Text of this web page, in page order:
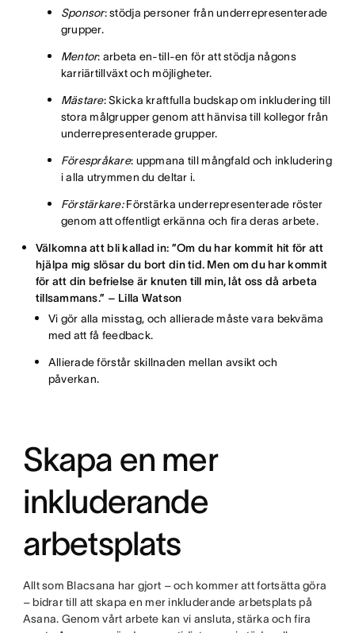
Sponsor: stödja personer från underrepresenterade
grupper.
Mentor: arbeta en-till-en för att stödja någons
karriärtillväxt och möjligheter.
Mästare: Skicka kraftfulla budskap om inkludering till
stora målgrupper genom att hänvisa till kollegor från
underrepresenterade grupper.
Förespråkare: uppmana till mångfald och inkludering
i alla utrymmen du deltar i.
Förstärkare:Förstärka underrepresenterade röster
genom att offentligt erkänna och fira deras arbete.
Välkomna att bli kallad in: ”Om du har kommit hit för att
hjälpa mig slösar du bort din tid. Men om du har kommit
för att din befrielse är knuten till min, låt oss då arbeta
tillsammans.” – Lilla Watson
Vi gör alla misstag, och allierade måste vara bekväma
med att få feedback.
Allierade förstår skillnaden mellan avsikt och
påverkan.
Skapa en mer
inkluderande
arbetsplats
Allt som Blacsana har gjort – och kommer att fortsätta göra
– bidrar till att skapa en mer inkluderande arbetsplats på
Asana. Genom vårt arbete kan vi ansluta, stärka och fira